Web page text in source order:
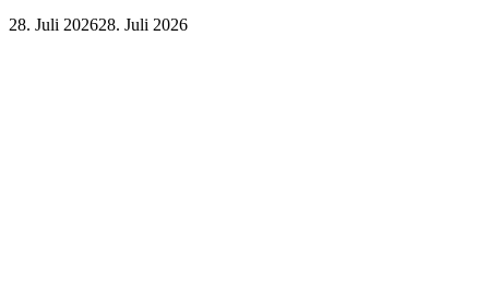
28. Juli 202628. Juli 2026